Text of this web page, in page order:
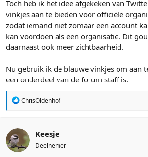
Toch heb ik het idee afgekeken van
vinkjes aan te bieden voor officiële
zodat iemand niet zomaar een account
kan voordoen als een organisatie. Dit
daarnaast ook meer zichtbaarheid.
Nu gebruik ik de blauwe vinkjes om aan
een onderdeel van de forum staff is.
W
a
d
e
r
ChrisOldenhof
Keesje
Deelnemer